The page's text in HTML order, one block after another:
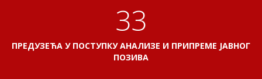
35
ПРЕДУЗЕЋА У ПОСТУПКУ АНАЛИЗЕ И ПРИПРЕМЕ ЈАВНОГ
ПОЗИВА